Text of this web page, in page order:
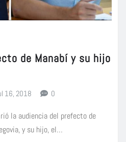
de Manabí y su hijo
16, 2018 0
la audiencia del prefecto de
y su hijo, el…